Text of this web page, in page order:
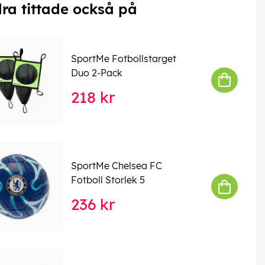
tittade också på
SportMe Fotbollstarget
Duo 2-Pack
218 kr
SportMe Chelsea FC
Fotboll Storlek 5
236 kr